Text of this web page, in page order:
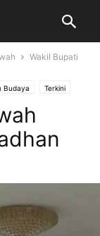
Wakil Bupati
Budaya Terkini